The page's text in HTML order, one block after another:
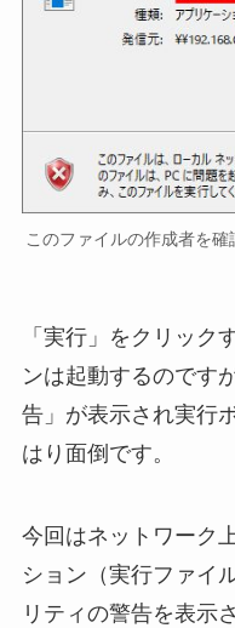
このファイルの作成者を
「実行」をクリック
ンは起動するのです
告」が表示され実行
はり面倒です。
今回はネットワーク
ション（実行ファイ
リティの警告を表示